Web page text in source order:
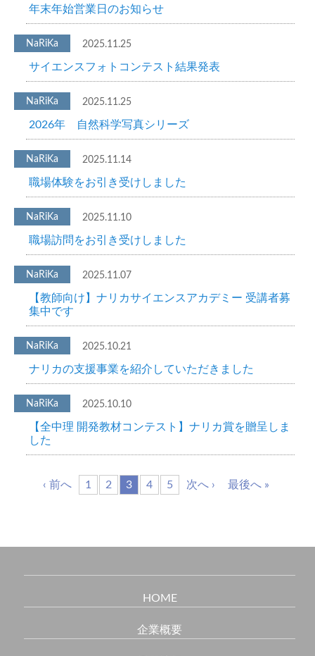
年末年始営業日のお知らせ
2025.11.25
サイエンスフォトコンテスト結果発表
2025.11.25
2026年 自然科学写真シリーズ
2025.11.14
職場体験をお引き受けしました
2025.11.10
職場訪問をお引き受けしました
2025.11.07
【教師向け】ナリカサイエンスアカデミー 受講者募
集中です
2025.10.21
ナリカの支援事業を紹介していただきました
2025.10.10
【全中理 開発教材コンテスト】ナリカ賞を贈呈しま
した
‹ 前へ 1 2 3 4 5 次へ › 最後へ »
HOME
企業概要